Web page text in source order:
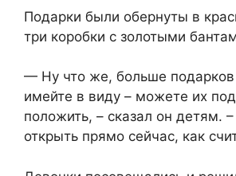
Подарки были обернуты в
три коробки с золотыми
— Ну что же, больше подарков
имейте в виду – можете их
положить, – сказал он детям.
открыть прямо сейчас, как